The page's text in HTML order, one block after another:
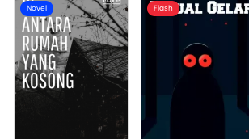
Novel Flash